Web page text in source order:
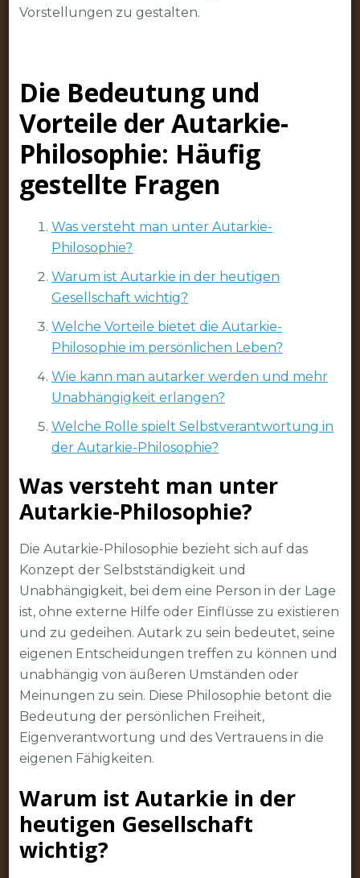
Vorstellungen zu gestalten.
Die Bedeutung und
Vorteile der Autarkie-
Philosophie: Häufig
gestellte Fragen
Was versteht man unter Autarkie-
Philosophie?
Warum ist Autarkie in der heutigen
Gesellschaft wichtig?
Welche Vorteile bietet die Autarkie-
Philosophie im persönlichen Leben?
Wie kann man autarker werden und mehr
Unabhängigkeit erlangen?
Welche Rolle spielt Selbstverantwortung in
der Autarkie-Philosophie?
Was versteht man unter
Autarkie-Philosophie?
Die Autarkie-Philosophie bezieht sich auf das
Konzept der Selbstständigkeit und
Unabhängigkeit, bei dem eine Person in der Lage
ist, ohne externe Hilfe oder Einflüsse zu existieren
und zu gedeihen. Autark zu sein bedeutet, seine
eigenen Entscheidungen treffen zu können und
unabhängig von äußeren Umständen oder
Meinungen zu sein. Diese Philosophie betont die
Bedeutung der persönlichen Freiheit,
Eigenverantwortung und des Vertrauens in die
eigenen Fähigkeiten.
Warum ist Autarkie in der
heutigen Gesellschaft
wichtig?